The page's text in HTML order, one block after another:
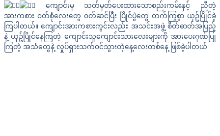
ကျောင်းမှ သတ်မှတ်ပေးထားသောစည်းကမ်းနှင့် ညီတဲ့
အားကစား ၀တ်စုံလေးတွေ ၀တ်ဆင်ပြီး ပြိုင်ပွဲတွေ တက်ကြွစွာ ယှဥ်ပြိုင်ခဲ့
ကြပါတယ်။ကျောင်းအားကစားကွင်းလည်း အသင်းအဖွဲ့ စိတ်ဓာတ်အပြည့်
နဲ့ ယှဥ်ပြိုင်နေကြတဲ့ ကျောင်းသူကျောင်းသားလေးများကို အားပေးဂုဏ်ပြု
ကြတဲ့ အသံတွေနဲ့ လှုပ်ရှားသက်၀င်သွားတဲ့နေ့လေးတစ်နေ့ ဖြစ်ခဲ့ပါတယ်